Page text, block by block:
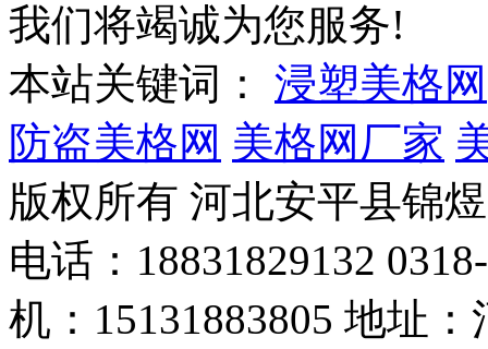
我们将竭诚为您服务!
本站关键词： 浸塑美格网
防盗美格网 美格网厂家
版权所有 河北安平县锦
电话：18831829132
机：15131883805 地址